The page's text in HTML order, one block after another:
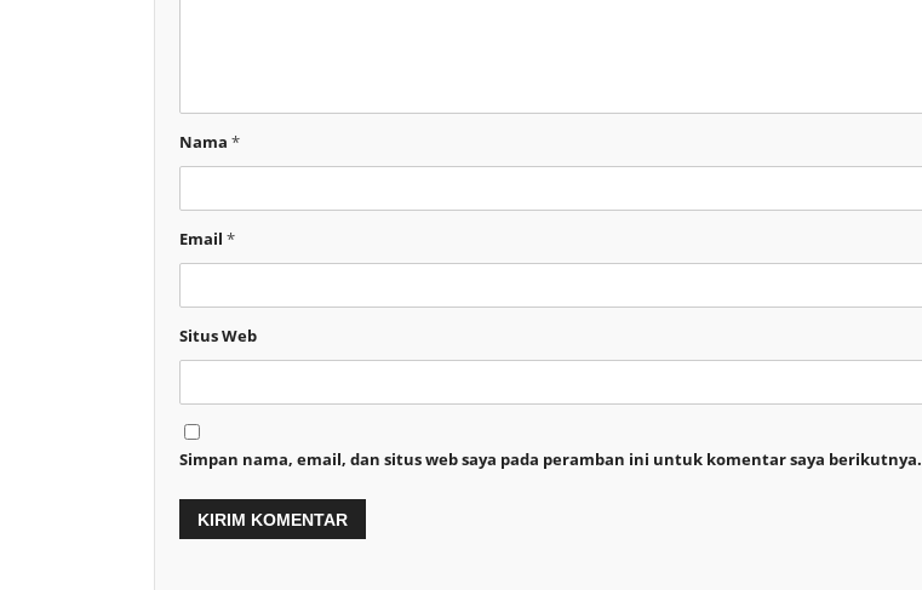
Nama *
Email *
Situs Web
Simpan nama, email, dan situs web saya pada peramban ini untuk komentar saya berikutnya.